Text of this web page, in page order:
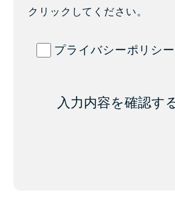
クリックしてください。
プライバシーポリシ